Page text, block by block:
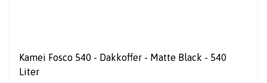
Kamei Fosco 540 - Dakkoffer - Matte Black - 540
Liter